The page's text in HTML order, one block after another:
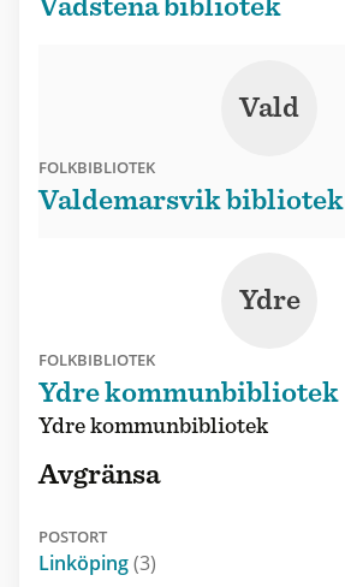
Vadstena bibliotek
Vald
FOLKBIBLIOTEK
Valdemarsvik bibliotek
Ydre
FOLKBIBLIOTEK
Ydre kommunbibliotek
Ydre kommunbibliotek
Avgränsa
POSTORT
Linköping(3)